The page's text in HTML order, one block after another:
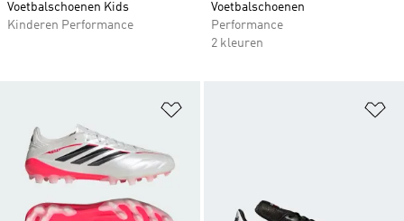
Voetbalschoenen Kids
Kinderen Performance
Voetbalschoenen
Performance
2 kleuren